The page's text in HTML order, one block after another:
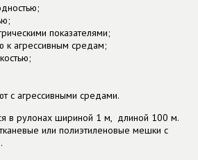
показателями;
к агрессивным средам;
с агрессивными средами.
в рулонах шириной 1 м, длиной 100 м.
или полиэтиленовые мешки с